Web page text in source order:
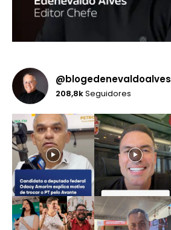
@blogedenevaldoalves
208,8kSeguidores